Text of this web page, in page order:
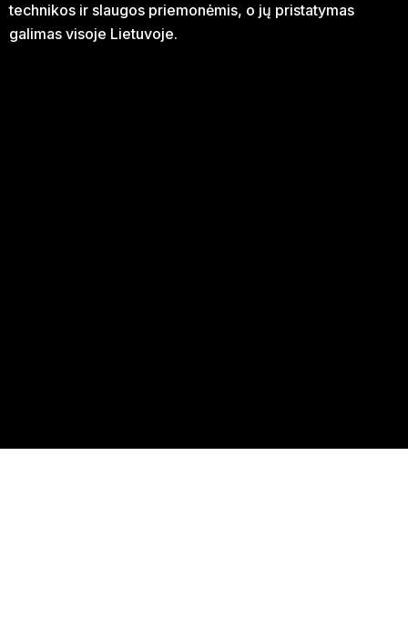
technikos ir slaugos priemonėmis, o jų pristatymas
galimas visoje Lietuvoje.